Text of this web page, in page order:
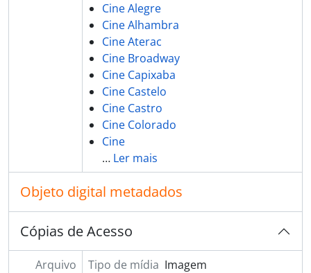
Cine Alegre
Cine Alhambra
Cine Aterac
Cine Broadway
Cine Capixaba
Cine Castelo
Cine Castro
Cine Colorado
Cine
… Ler mais
Objeto digital metadados
Cópias de Acesso
Arquivo
Tipo de mídia Imagem